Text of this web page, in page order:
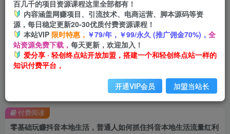
零基础玩赚抖音本地生活，普通人如何抓住抖音本地生活流量红利
付费阅读
百几千的项目资源课程这里全部都有！
内容涵盖网赚项目、引流技术、电商运营、脚本源码等资
源，每日稳定更新20-30优质付费资源课程！
本站VIP 限时特惠， ￥79/年，￥99/永久 (推广佣金70%)， 全
站资源免费下载， 每天更新，欢迎加入！
爱分享 · 轻创终点站开放加盟，搭建一个和轻创终点站一样的
知识付费平台，
开通VIP会员 加盟当站长